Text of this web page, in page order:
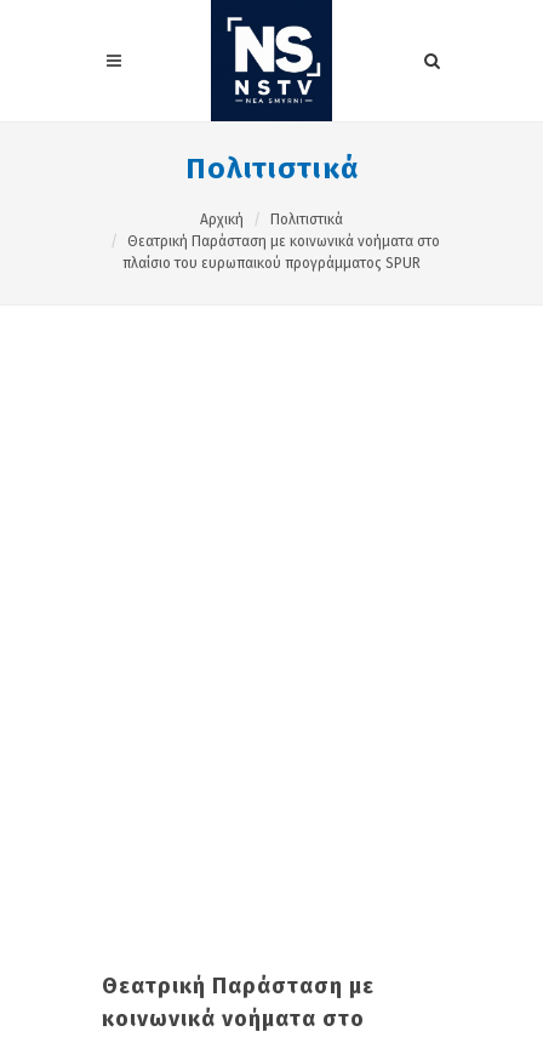
Πολιτιστικά
Αρχική
Πολιτιστικά
Θεατρική Παράσταση με κοινωνικά νοήματα στο
πλαίσιο του ευρωπαικού προγράμματος SPUR
Θεατρική Παράσταση με
κοινωνικά νοήματα στο